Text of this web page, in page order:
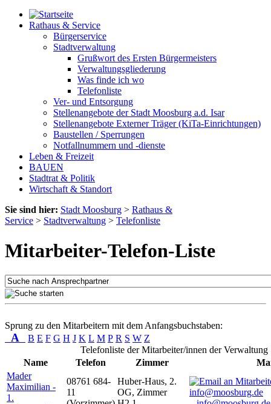
Rathaus & Service
Bürgerservice
Stadtverwaltung
Grußwort des Ersten Bürgermeisters
Verwaltungsgliederung
Was finde ich wo
Telefonliste
Ver- und Entsorgung
Stellenangebote der Stadt Moosburg a.d. Isar
Stellenangebote Externer Träger (KiTa-Einrichtungen)
Baustellen / Sperrungen
Notfallnummern und -dienste
Leben & Freizeit
BAUEN
Stadtrat & Politik
Wirtschaft & Standort
Sie sind hier: Stadt Moosburg > Rathaus &
Service > Stadtverwaltung > Telefonliste
Mitarbeiter-Telefon-Liste
Sprung zu den Mitarbeitern mit dem Anfangsbuchstaben:
A B E F G H J K L M P R S W Z
Telefonliste der Mitarbeiter/innen der Verwaltung
Name
Telefon Zimmer
Mader
Maximilian -
1.
08761 684-
11
Huber-Haus, 2.
OG, Zimmer